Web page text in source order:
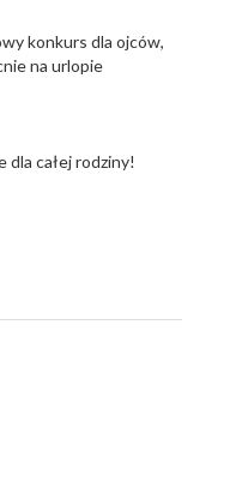
konkurs dla ojców,
na urlopie
dla całej rodziny!